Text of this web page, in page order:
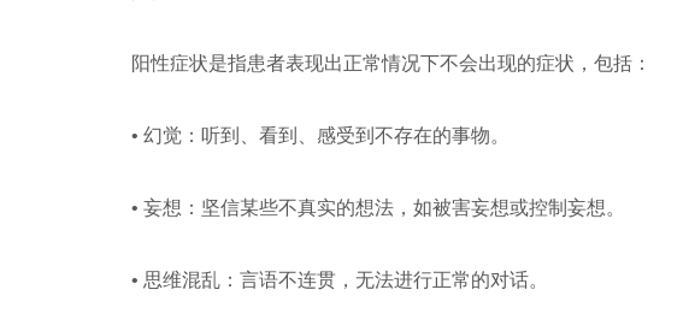
阳性症状是指患者表现出正常情况下不会出现的症状，包括：
• 幻觉：听到、看到、感受到不存在的事物。
• 妄想：坚信某些不真实的想法，如被害妄想或控制妄想。
• 思维混乱：言语不连贯，无法进行正常的对话。